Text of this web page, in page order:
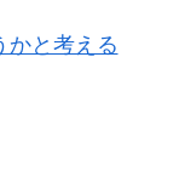
かと考える